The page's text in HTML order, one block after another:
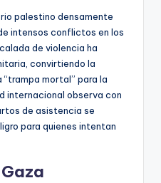
palestino densamente
intensos conflictos en los
de violencia ha
convirtiendo la
mortal” para la
internacional observa con
de asistencia se
para quienes intentan